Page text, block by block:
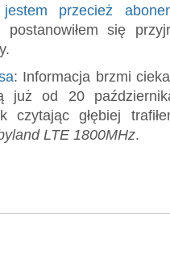
jestem przecież
się
: Informacja brzmi
już od 20
czytając głębiej
LTE 1800MHz.